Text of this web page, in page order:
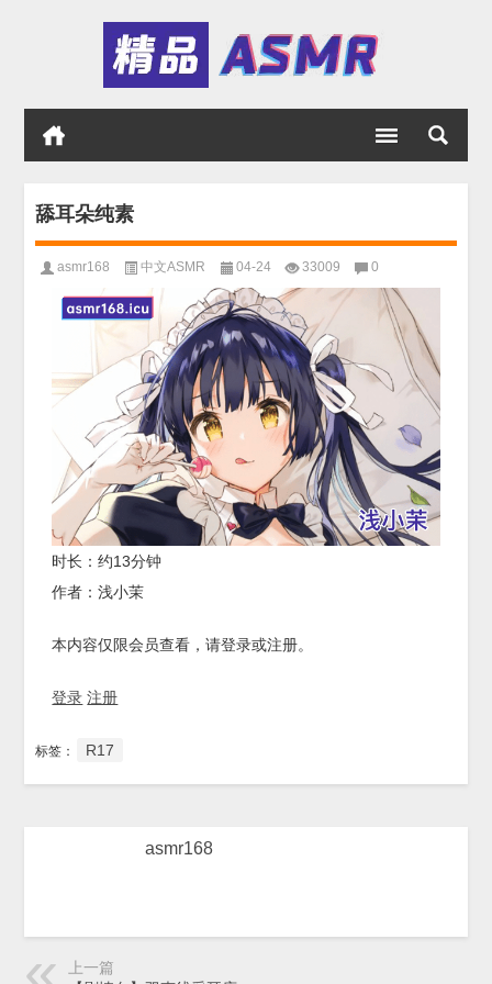
舔耳朵纯素
asmr168 中文ASMR 04-24 33009 0
时长：约13分钟
作者：浅小茉
本内容仅限会员查看，请登录或注册。
登录 注册
标签： R17
asmr168
上一篇